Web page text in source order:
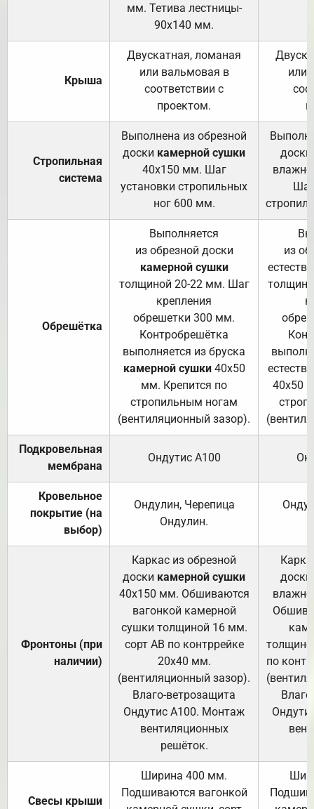
мм. Тетива лестницы-
90х140 мм.
Крыша
Двускатная, ломаная
или вальмовая в
соответствии с
проектом.
или
Стропильная
система
Выполнена из обрезной
доски камерной сушки
40х150 мм. Шаг
установки стропильных
ног 600 мм.
доски
Обрешётка
Выполняется
из обрезной доски
камерной сушки
толщиной 20-22 мм. Шаг
крепления
обрешетки 300 мм.
Контробрешётка
выполняется из бруска
камерной сушки40х50
мм. Крепится по
стропильным ногам
(вентиляционный зазор).
из
40х50
Подкровельная
мембрана
Ондутис А100
Кровельное
покрытие (на
выбор)
Ондулин, Черепица
Ондулин.
Фронтоны (при
наличии)
Каркас из обрезной
доски камерной сушки
40х150 мм. Обшиваются
вагонкой камерной
сушки толщиной 16 мм.
сорт АВ по контррейке
20х40 мм.
(вентиляционный зазор).
Влаго-ветрозащита
Ондутис А100. Монтаж
вентиляционных
решёток.
доски
по
Свесы крыши
Ширина 400 мм.
Подшиваются вагонкой